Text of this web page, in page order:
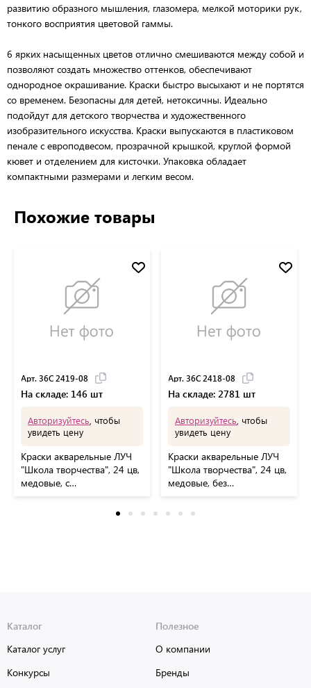
развитию образного мышления, глазомера, мелкой моторики рук,
тонкого восприятия цветовой гаммы.
6 ярких насыщенных цветов отлично смешиваются между собой и
позволяют создать множество оттенков, обеспечивают
однородное окрашивание. Краски быстро высыхают и не портятся
со временем. Безопасны для детей, нетоксичны. Идеально
подойдут для детского творчества и художественного
изобразительного искусства. Краски выпускаются в пластиковом
пенале с европодвесом, прозрачной крышкой, круглой формой
кювет и отделением для кисточки. Упаковка обладает
компактными размерами и легким весом.
Похожие товары
Арт. 36С 2419-08
На складе: 146 шт
Авторизуйтесь , чтобы
увидеть цену
Краски акварельные ЛУЧ
"Школа творчества", 24 цв,
медовые, с
коробка, 36С 2419-08
Арт. 36С 2418-08
На складе: 2781 шт
Авторизуйтесь , чтобы
увидеть цену
Краски акварельные ЛУЧ
"Школа творчества", 24 цв,
медовые, без
коробка,36С 2418-08
Каталог
Каталог услуг
Конкурсы
Полезное
О компании
Бренды